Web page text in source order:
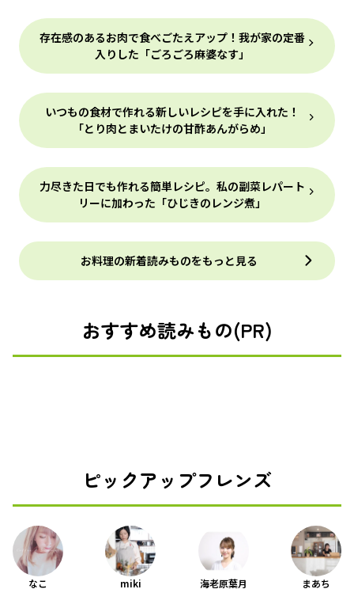
存在感のあるお肉で食べごたえアップ！我が家の定番
入りした「ごろごろ麻婆なす」
いつもの食材で作れる新しいレシピを手に入れた！
「とり肉とまいたけの甘酢あんがらめ」
力尽きた日でも作れる簡単レシピ。私の副菜レパート
リーに加わった「ひじきのレンジ煮」
お料理の新着読みものをもっと見る
おすすめ読みもの(PR)
ピックアップフレンズ
なこ miki 海老原葉月 まあち